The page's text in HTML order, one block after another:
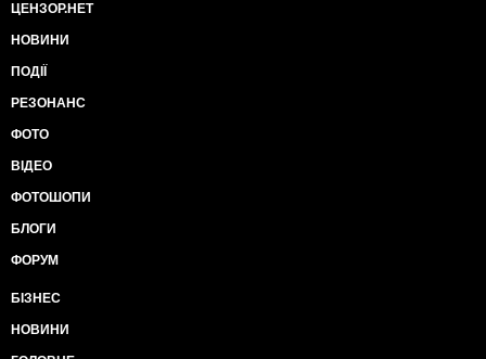
ЦЕНЗОР.НЕТ
НОВИНИ
ПОДІЇ
РЕЗОНАНС
ФОТО
ВІДЕО
ФОТОШОПИ
БЛОГИ
ФОРУМ
БІЗНЕС
НОВИНИ